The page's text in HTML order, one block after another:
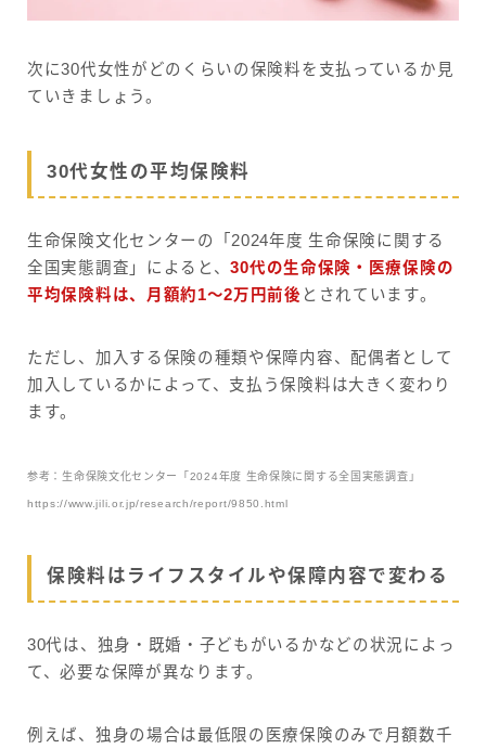
次に30代女性がどのくらいの保険料を支払っているか見
ていきましょう。
30代女性の平均保険料
生命保険文化センターの「2024年度 生命保険に関する
全国実態調査」によると、30代の生命保険・医療保険の
平均保険料は、月額約1〜2万円前後 とされています。
ただし、加入する保険の種類や保障内容、配偶者として
加入しているかによって、支払う保険料は大きく変わり
ます。
参考：生命保険文化センター「2024年度 生命保険に関する全国実態調査」
https://www.jili.or.jp/research/report/9850.html
保険料はライフスタイルや保障内容で変わる
30代は、独身・既婚・子どもがいるかなどの状況によっ
て、必要な保障が異なります。
例えば、独身の場合は最低限の医療保険のみで月額数千